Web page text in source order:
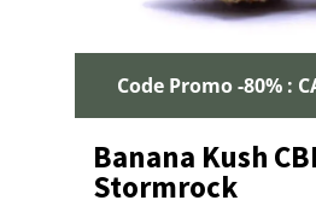
Code Promo -80% :
Banana Kush
Stormrock